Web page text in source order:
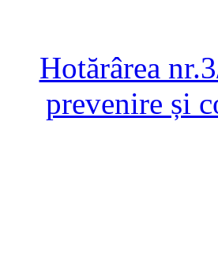
Hotărârea
prevenire și